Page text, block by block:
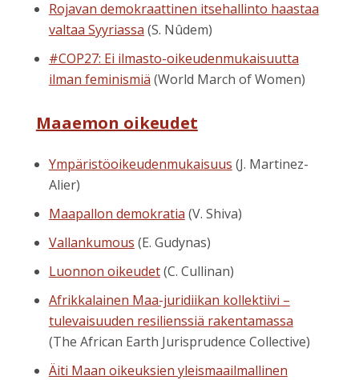
Rojavan demokraattinen itsehallinto haastaa
valtaa Syyriassa (S. Nûdem)
#COP27: Ei ilmasto-oikeudenmukaisuutta
ilman feminismiä (World March of Women)
Maaemon oikeudet
Ympäristöoikeudenmukaisuus (J. Martinez-
Alier)
Maapallon demokratia (V. Shiva)
Vallankumous (E. Gudynas)
Luonnon oikeudet(C. Cullinan)
Afrikkalainen Maa-juridiikan kollektiivi –
tulevaisuuden resilienssiä rakentamassa
(The African Earth Jurisprudence Collective)
Äiti Maan oikeuksien yleismaailmallinen